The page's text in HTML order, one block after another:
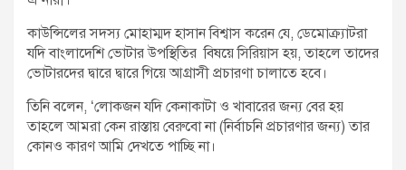
কাউন্সিলের সদস্য মোহাম্মদ হাসান বিশ্বাস করেন যে, ডেমোক্র্যাটরা
যদি বাংলাদেশি ভোটার উপস্থিতির বিষয়ে সিরিয়াস হয়, তাহলে তাদের
ভোটারদের দ্বারে দ্বারে গিয়ে আগ্রাসী প্রচারণা চালাতে হবে।
তিনি বলেন, ‌‘লোকজন যদি কেনাকাটা ও খাবারের জন্য বের হয়
তাহলে আমরা কেন রাস্তায় বেরুবো না (নির্বাচনি প্রচারণার জন্য) তার
কোনও কারণ আমি দেখতে পাচ্ছি না।